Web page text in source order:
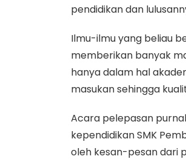
pendidikan dan
Ilmu-ilmu yang beliau
memberikan banyak
hanya dalam hal
masukan sehingga
Acara pelepasan
kependidikan SMK
oleh kesan-pesan dari